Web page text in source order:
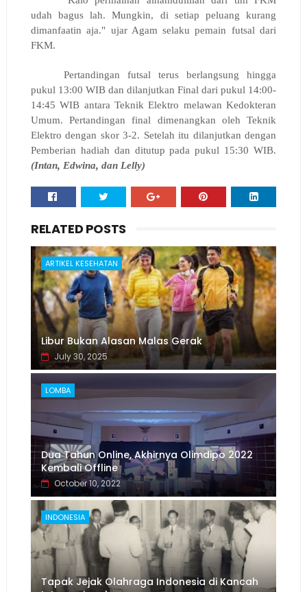
udah bagus lah. Mungkin, di setiap peluang kurang
dimanfaatin aja." ujar Agam selaku pemain futsal dari
FKM.
Pertandingan futsal terus berlangsung hingga
pukul 13:00 WIB dan dilanjutkan Final dari pukul 14:00-
14:45 WIB antara Teknik Elektro melawan Kedokteran
Umum. Pertandingan final dimenangkan oleh Teknik
Elektro dengan skor 3-2. Setelah itu dilanjutkan dengan
Pemberian hadiah dan ditutup pada pukul 15:30 WIB.
(Intan, Edwina, dan Lelly)
RELATED POSTS
ARTIKEL KESEHATAN
Libur Bukan Alasan Malas Gerak
July 30, 2025
LOMBA
Dua Tahun Online, Akhirnya Olimdipo 2022
Kembali Offline
October 10, 2022
INDONESIA
Tapak Jejak Olahraga Indonesia di Kancah